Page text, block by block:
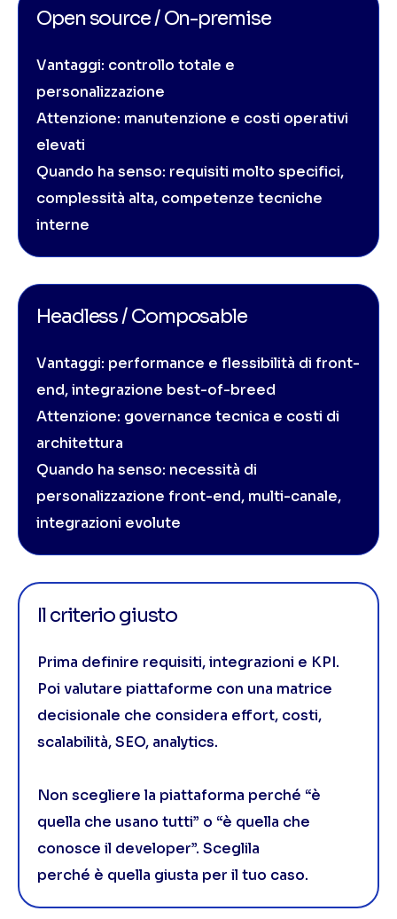
Open source / On-premise
Vantaggi: controllo totale e
personalizzazione
Attenzione: manutenzione e costi operativi
elevati
Quando ha senso: requisiti molto specifici,
complessità alta, competenze tecniche
interne
Headless / Composable
Vantaggi: performance e flessibilità di front-
end, integrazione best-of-breed
Attenzione: governance tecnica e costi di
architettura
Quando ha senso: necessità di
personalizzazione front-end, multi-canale,
integrazioni evolute
Il criterio giusto
Prima definire requisiti, integrazioni e KPI.
Poi valutare piattaforme con una matrice
decisionale che considera effort, costi,
scalabilità, SEO, analytics.
Non scegliere la piattaforma perché “è
quella che usano tutti” o “è quella che
conosce il developer”. Sceglila
perché è quella giusta per il tuo caso.